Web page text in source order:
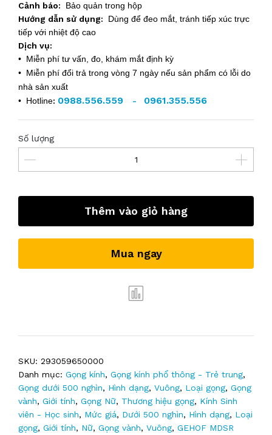
Cảnh báo: Bảo quản trong hộp
Hướng dẫn sử dụng: Dùng để đeo mắt, tránh tiếp xúc trực
tiếp với nhiệt độ cao
Dịch vụ:
• Miễn phí tư vấn, đo, khám mắt định kỳ
• Miễn phí đổi trả trong vòng 7 ngày nếu sản phẩm có lỗi do
nhà sản xuất
• Hotline: 0988.556.559 - 0961.355.556
Số lượng
Thêm vào giỏ hàng
Mua ngay
SKU: 293059650000
Danh mục: Gọng kính, Gọng kính phổ thông - Trẻ trung,
Gọng dưới 500 nghìn, Hình dạng, Vuông, Loại gọng, Gọng
vành, Giới tính, Gọng Nữ, Thương hiệu gọng, Kính Sinh
viên - Học sinh, Mức giá, Dưới 500 nghìn, Hình dạng, Loại
gọng, Giới tính, Nữ, Gọng vành, Vuông, GEHOF MDSR